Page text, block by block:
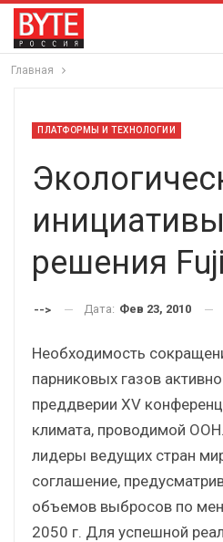
Главная
ПЛАТФОРМЫ И ТЕХНОЛОГИИ
решения
--> Дата: Фев 23, 2010
Необходимость
парниковых газов
преддверии XV
климата, проводимой
лидеры ведущих стран
соглашение,
объемов выбросов по
2050 г. Для успешной